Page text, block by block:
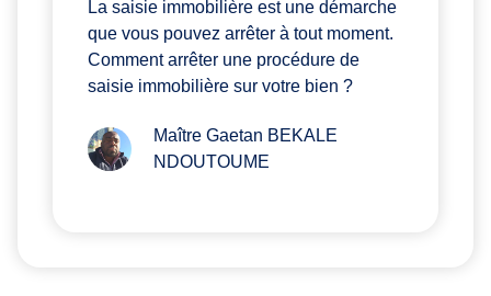
La saisie immobilière est une démarche
que vous pouvez arrêter à tout moment.
Comment arrêter une procédure de
saisie immobilière sur votre bien ?
Maître Gaetan BEKALE
NDOUTOUME